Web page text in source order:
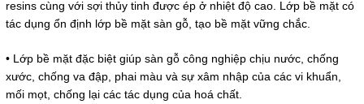
resins cùng với sợi thủy tinh được ép ở nhiệt độ cao. Lớp bề mặt có
tác dụng ổn định lớp bề mặt sàn gỗ, tạo bề mặt vững chắc.
• Lớp bề mặt đặc biệt giúp sàn gỗ công nghiệp chịu nước, chống
xước, chống va đập, phai màu và sự xâm nhập của các vi khuẩn,
mối mọt, chống lại các tác dụng của hoá chất.